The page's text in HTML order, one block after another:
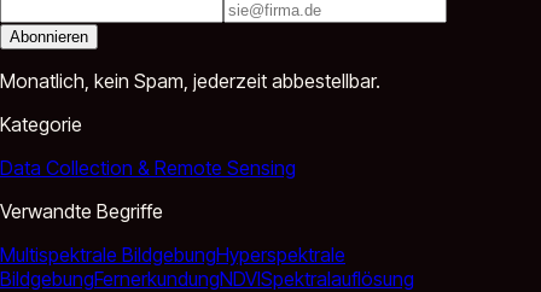
Abonnieren
Monatlich, kein Spam, jederzeit abbestellbar.
Kategorie
Data Collection & Remote Sensing
Verwandte Begriffe
Multispektrale BildgebungHyperspektrale
BildgebungFernerkundungNDVISpektralauflösung